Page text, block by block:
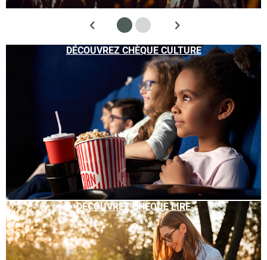
DÉCOUVREZ CHÈQUE CULTURE
DÉCOUVREZ CHÈQUE LIRE